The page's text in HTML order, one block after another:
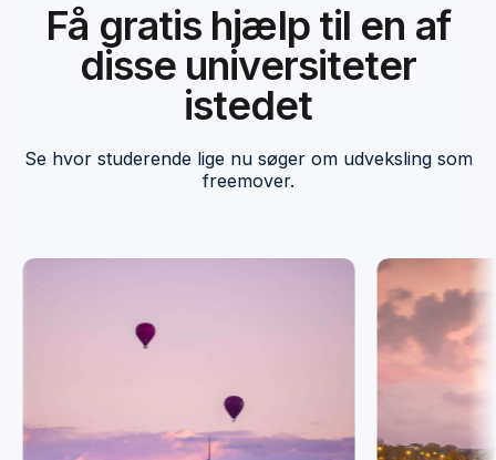
Få gratis hjælp til en af
disse universiteter
istedet
Se hvor studerende lige nu søger om udveksling som
freemover.